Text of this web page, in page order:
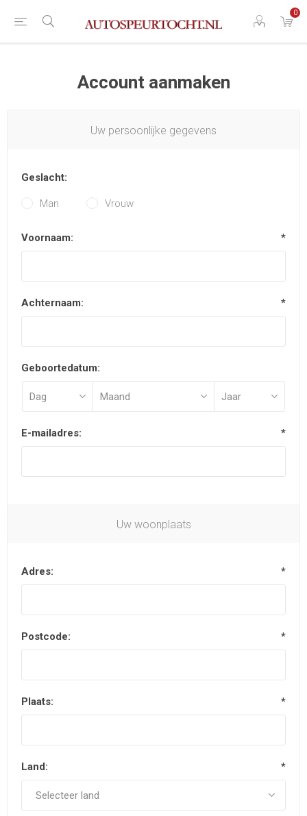
0
Account aanmaken
Uw persoonlijke gegevens
Geslacht:
Man Vrouw
Voornaam: *
Achternaam: *
Geboortedatum:
E-mailadres: *
Uw woonplaats
Adres: *
Postcode: *
Plaats: *
Land: *